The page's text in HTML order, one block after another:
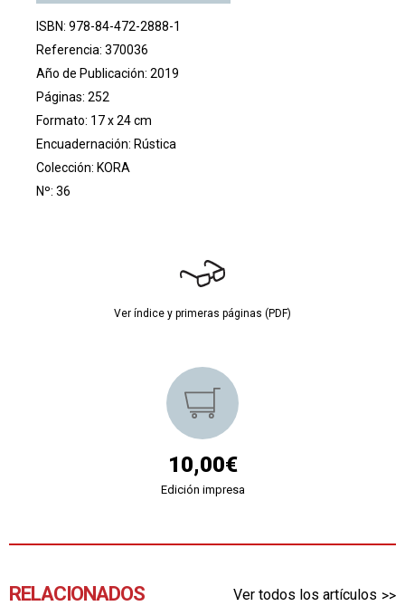
ISBN: 978-84-472-2888-1
Referencia: 370036
Año de Publicación: 2019
Páginas: 252
Formato: 17 x 24 cm
Encuadernación: Rústica
Colección: KORA
Nº: 36
Ver índice y primeras páginas (PDF)
10,00€
Edición impresa
RELACIONADOS Ver todos los artículos